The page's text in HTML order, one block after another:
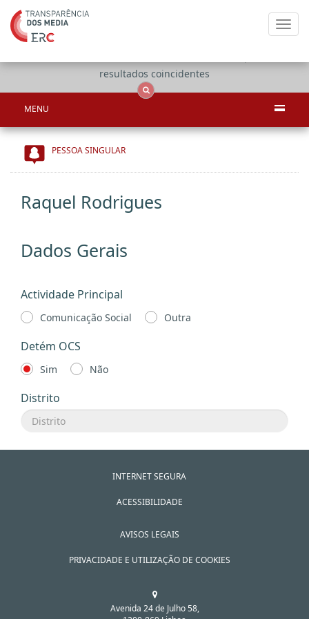
resultados coincidentes
MENU
PESSOA SINGULAR
Raquel Rodrigues
Dados Gerais
Actividade Principal
Comunicação Social Outra
Detém OCS
Sim Não
Distrito
INTERNET SEGURA
ACESSIBILIDADE
AVISOS LEGAIS
PRIVACIDADE E UTILIZAÇÃO DE COOKIES
Avenida 24 de Julho 58,